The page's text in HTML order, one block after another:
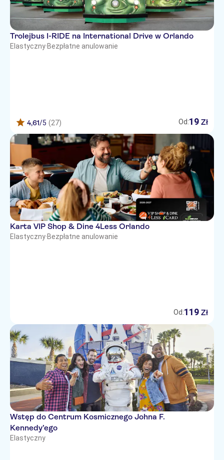
Trolejbus I-RIDE na International Drive w Orlando
Elastyczny·Bezpłatne anulowanie
4,61/5 (27) Od:19 Zł
Karta VIP Shop & Dine 4Less Orlando
Elastyczny·Bezpłatne anulowanie
Od:119 Zł
Wstęp do Centrum Kosmicznego Johna F.
Kennedy’ego
Elastyczny